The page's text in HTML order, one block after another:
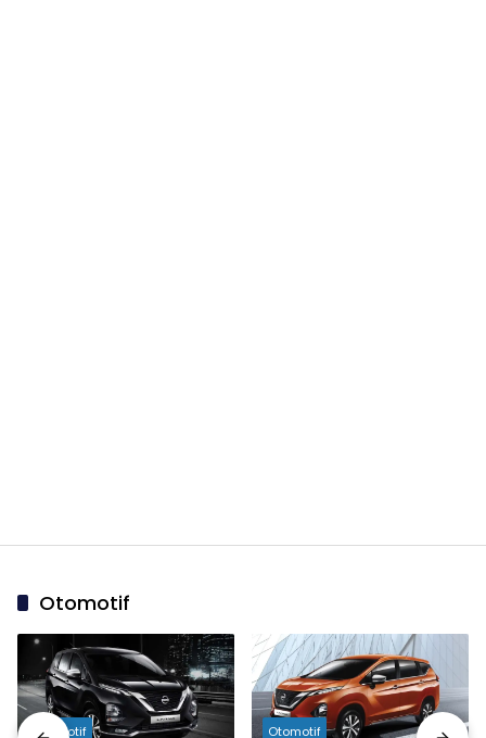
Otomotif
Otomotif Otomotif